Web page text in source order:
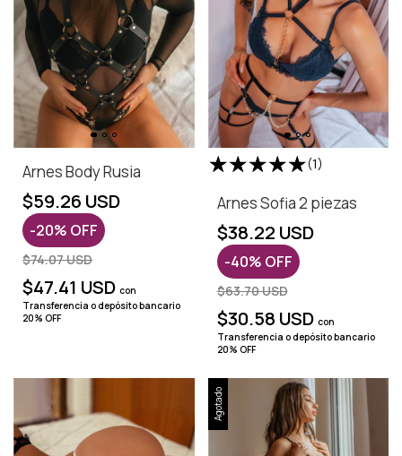
Arnes Body Rusia
$59.26 USD
-20% OFF
$74.07 USD
$47.41 USD con
Transferencia o depósito bancario
20% OFF
(1)
Arnes Sofia 2 piezas
$38.22 USD
-40% OFF
$63.70 USD
$30.58 USD con
Transferencia o depósito bancario
20% OFF
Agotado